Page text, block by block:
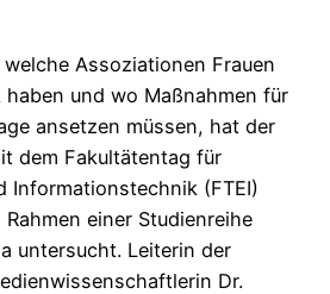
Assoziationen Frauen
und wo Maßnahmen für
ansetzen müssen, hat der
dem Fakultätentag für
Informationstechnik (FTEI)
Rahmen einer Studienreihe
untersucht. Leiterin der
Dr.